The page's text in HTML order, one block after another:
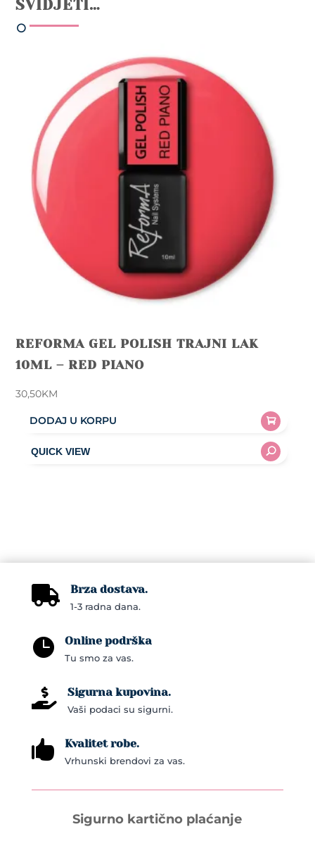
SVIDJETI…
REFORMA GEL POLISH TRAJNI LAK
10ML – RED PIANO
30,50KM
DODAJ U KORPU
 Brza dostava.
1-3 radna dana.
 Online podrška
Tu smo za vas.
 Sigurna kupovina.
Vaši podaci su sigurni.
 Kvalitet robe.
Vrhunski brendovi za vas.
Sigurno kartično plaćanje